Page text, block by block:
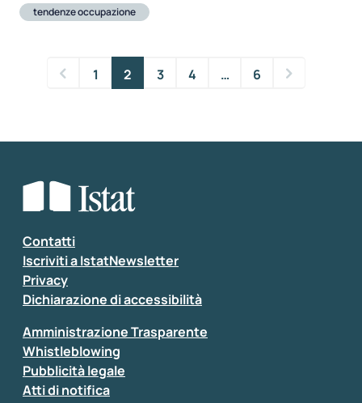
tendenze occupazione
1 2 3 4 … 6
Contatti
Iscriviti a IstatNewsletter
Privacy
Dichiarazione di accessibilità
Amministrazione Trasparente
Whistleblowing
Pubblicità legale
Atti di notifica